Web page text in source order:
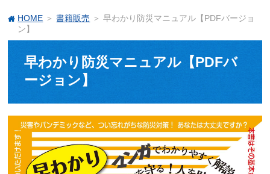
HOME ＞書籍販売 ＞ 早わかり防災マニュアル【PDFバージョ
ン】
早わかり防災マニュアル【PDFバ
ージョン】